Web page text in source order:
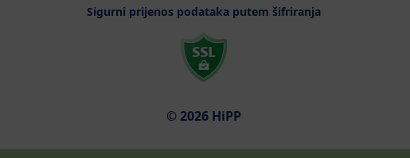
Sigurni prijenos podataka putem šifriranja
© 2026 HiPP